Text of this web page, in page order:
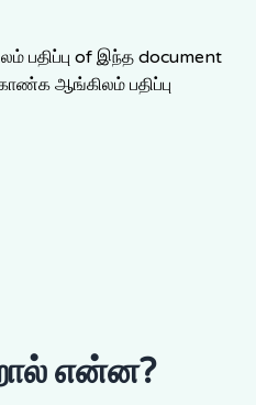
பதிப்பு of இந்த document
ஆங்கிலம் பதிப்பு
என்ன?